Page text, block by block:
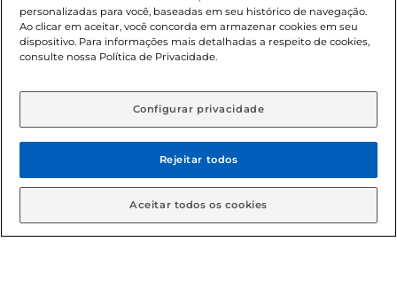
de bebidas alcoólicas para menores de 18 anos, conforme
Lei n.º 8069/90, art. 81, inciso II (Estatuto da Criança e do
Adolescente). Preços e condições exclusivos para o
aviso prévio. O valor mínimo para as compras on-line é de
© 2026 Copyright. Todos os direitos
reservados Gbarbosa.
personalizadas para você, baseadas em seu histórico de navegação.
Ao clicar em aceitar, você concorda em armazenar cookies em seu
dispositivo. Para informações mais detalhadas a respeito de cookies,
consulte nossa Política de Privacidade.
Configurar privacidade
Rejeitar todos
Aceitar todos os cookies